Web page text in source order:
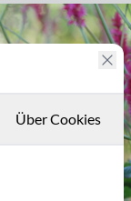
Über Cookies